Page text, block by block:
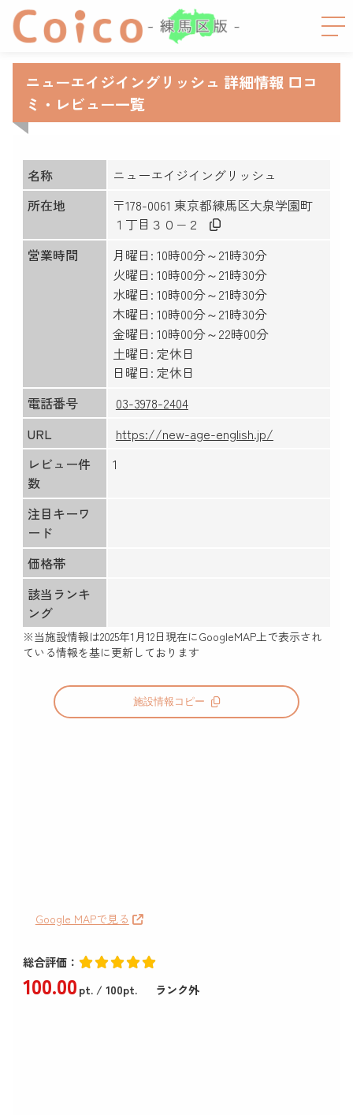
ニューエイジイングリッシュ 詳細情報 口コ
ミ・レビュー一覧
名称
ニューエイジイングリッシュ
所在地
〒178-0061 東京都練馬区大泉学園町
１丁目３０−２
営業時間
月曜日: 10時00分～21時30分
火曜日: 10時00分～21時30分
水曜日: 10時00分～21時30分
木曜日: 10時00分～21時30分
金曜日: 10時00分～22時00分
土曜日: 定休日
日曜日: 定休日
電話番号
03-3978-2404
URL
https://new-age-english.jp/
レビュー件
数
1
注目キーワ
ード
価格帯
該当ランキ
ング
※当施設情報は2025年1月12日現在にGoogleMAP上で表示され
ている情報を基に更新しております
施設情報コピー
Google MAPで見る
総合評価：
100.00pt./ 100pt. ランク外